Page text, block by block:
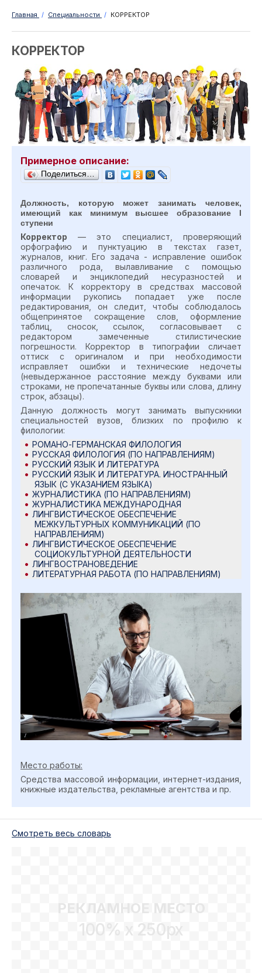
Главная / Специальности / КОРРЕКТОР
КОРРЕКТОР
Примерное описание:
Поделиться…
Должность, которую может занимать человек,
имеющий как минимум высшее образование I
ступени
Корректор — это специалист, проверяющий
орфографию и пунктуацию в текстах газет,
журналов, книг. Его задача - исправление ошибок
различного рода, вылавливание с помощью
словарей и энциклопедий несуразностей и
опечаток. К корректору в средствах массовой
информации рукопись попадает уже после
редактирования, он следит, чтобы соблюдалось
общепринятое сокращение слов, оформление
таблиц, сносок, ссылок, согласовывает с
редактором замеченные стилистические
погрешности. Корректор в типографии сличает
оттиск с оригиналом и при необходимости
исправляет ошибки и технические недочеты
(невыдержанное расстояние между буквами или
строками, не пропечатанные буквы или слова, длину
строк, абзацы).
Данную должность могут занимать выпускники
специальностей вузов, близких по профилю к
филологии:
РОМАНО-ГЕРМАНСКАЯ ФИЛОЛОГИЯ
РУССКАЯ ФИЛОЛОГИЯ (ПО НАПРАВЛЕНИЯМ)
РУССКИЙ ЯЗЫК И ЛИТЕРАТУРА
РУССКИЙ ЯЗЫК И ЛИТЕРАТУРА. ИНОСТРАННЫЙ
ЯЗЫК (С УКАЗАНИЕМ ЯЗЫКА)
ЖУРНАЛИСТИКА (ПО НАПРАВЛЕНИЯМ)
ЖУРНАЛИСТИКА МЕЖДУНАРОДНАЯ
ЛИНГВИСТИЧЕСКОЕ ОБЕСПЕЧЕНИЕ
МЕЖКУЛЬТУРНЫХ КОММУНИКАЦИЙ (ПО
НАПРАВЛЕНИЯМ)
ЛИНГВИСТИЧЕСКОЕ ОБЕСПЕЧЕНИЕ
СОЦИОКУЛЬТУРНОЙ ДЕЯТЕЛЬНОСТИ
ЛИНГВОСТРАНОВЕДЕНИЕ
ЛИТЕРАТУРНАЯ РАБОТА (ПО НАПРАВЛЕНИЯМ)
Место работы:
Средства массовой информации, интернет-издания,
книжные издательства, рекламные агентства и пр.
Cмотреть весь словарь
РЕКЛАМНОЕ МЕСТО
100% x 250px